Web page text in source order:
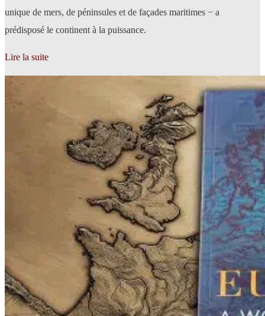
unique de mers, de péninsules et de façades maritimes − a
prédisposé le continent à la puissance.
Lire la suite